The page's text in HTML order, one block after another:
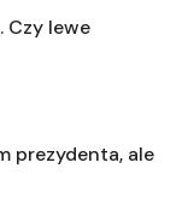
Czy lewe
prezydenta, ale